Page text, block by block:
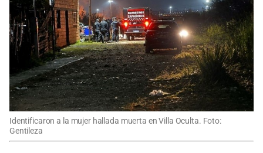
Identificaron a la mujer hallada muerta en Villa Oculta. Foto:
Gentileza